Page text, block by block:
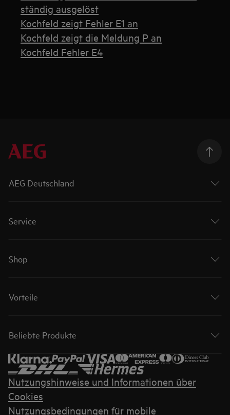
ständig ausgelöst
Kochfeld zeigt Fehler E1 an
Kochfeld zeigt die Meldung P an
Kochfeld Fehler E4
AEG Deutschland
Service
Shop
Vorteile
Beliebte Produkte
Nutzungshinweise und Informationen über
Cookies
Nutzungsbedingungen für mobile